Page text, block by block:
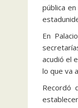
pública
En
acudió el
lo que va
Recordó